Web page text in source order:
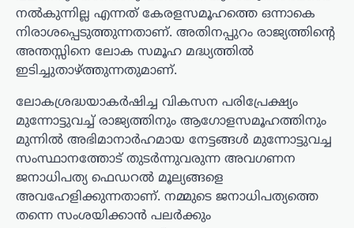
നല്‍കുന്നില്ല എന്നത് കേരളസമൂഹത്തെ ഒന്നാകെ
നിരാശപ്പെടുത്തുന്നതാണ്. അതിനപ്പുറം രാജ്യത്തിന്റെ
അന്തസ്സിനെ ലോക സമൂഹ മദ്ധ്യത്തില്‍
ഇടിച്ചുതാഴ്ത്തുന്നതുമാണ്.
ലോകശ്രദ്ധയാകര്‍ഷിച്ച വികസന പരിപ്രേക്ഷ്യം
മുന്നോട്ടുവച്ച് രാജ്യത്തിനും ആഗോളസമൂഹത്തിനും
മുന്നില്‍ അഭിമാനാര്‍ഹമായ നേട്ടങ്ങള്‍ മുന്നോട്ടുവച്ച
സംസ്ഥാനത്തോട് തുടര്‍ന്നുവരുന്ന അവഗണന
ജനാധിപത്യ ഫെഡറല്‍ മൂല്യങ്ങളെ
അവഹേളിക്കുന്നതാണ്. നമ്മുടെ ജനാധിപത്യത്തെ
തന്നെ സംശയിക്കാന്‍ പലര്‍ക്കും